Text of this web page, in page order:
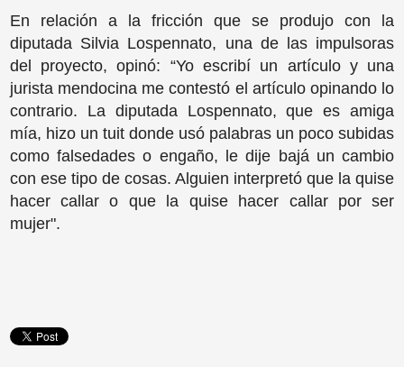
En relación a la fricción que se produjo con la
diputada Silvia Lospennato, una de las impulsoras
del proyecto, opinó: “Yo escribí un artículo y una
jurista mendocina me contestó el artículo opinando lo
contrario. La diputada Lospennato, que es amiga
mía, hizo un tuit donde usó palabras un poco subidas
como falsedades o engaño, le dije bajá un cambio
con ese tipo de cosas. Alguien interpretó que la quise
hacer callar o que la quise hacer callar por ser
mujer".